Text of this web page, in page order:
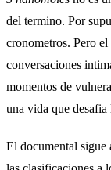
del termino. Por
cronometros. Pero
conversaciones
momentos de
una vida que
El documental sigue